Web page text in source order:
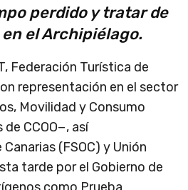
perdido y tratar de
el Archipiélago.
Federación Turística de
representación en el sector
Movilidad y Consumo
CCOO−, así
(FSOC) y Unión
tarde por el Gobierno de